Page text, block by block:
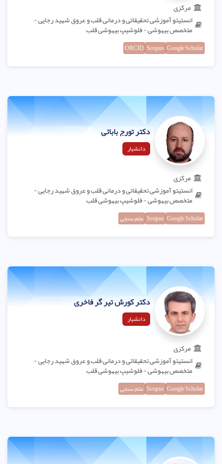
مرکزی
انستیتو آموزشی تحقیقاتی و درمانی قلب و عروق شهید رجایی -
متخصص بیهوشی - فلوشیپ بیهوشی قلب
Google Scholar
Scopus
ORCID
دکتر تورج بابائی
دانشیار
مرکزی
انستیتو آموزشی تحقیقاتی و درمانی قلب و عروق شهید رجایی -
متخصص بیهوشی - فلوشیپ بیهوشی قلب
Google Scholar
Scopus علم سنجی
دکتر کورش تیر گر فاخری
دانشیار
مرکزی
انستیتو آموزشی تحقیقاتی و درمانی قلب و عروق شهید رجایی -
متخصص بیهوشی - فلوشیپ بیهوشی قلب
Google Scholar
Scopus علم سنجی